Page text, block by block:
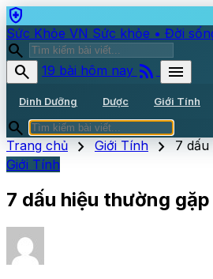
health_and_safety
Sức Khỏe VN Sức khỏe • Đời
search
search
19 bài hôm nay rss_feed menu
Dinh Dưỡng Dược Giới Tính
search
Trang chủ chevron_right Giới Tính chevron_right 7
Giới Tính
7 dấu hiệu thường